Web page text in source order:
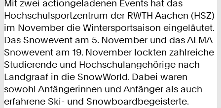
Mit zwei actiongeladenen Events hat das
Hochschulsportzentrum der RWTH Aachen (HSZ)
im November die Wintersportsaison eingeläutet.
Das Snowevent am 5. November und das ALMA
Snowevent am 19. November lockten zahlreiche
Studierende und Hochschulangehörige nach
Landgraaf in die SnowWorld. Dabei waren
sowohl Anfängerinnen und Anfänger als auch
erfahrene Ski- und Snowboardbegeisterte.